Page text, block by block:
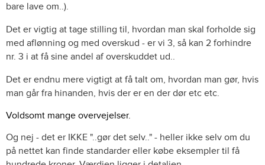
bare lave om..).
Det er vigtig at tage stilling til, hvordan man skal forholde sig
med aflønning og med overskud - er vi 3, så kan 2 forhindre
nr. 3 i at få sine andel af overskuddet ud..
Det er endnu mere vigtigt at få talt om, hvordan man gør, hvis
man går fra hinanden, hvis der er en der dør etc etc.
Voldsomt mange overvejelser.
Og nej - det er IKKE "..gør det selv.." - heller ikke selv om du
på nettet kan finde standarder eller købe eksempler til få